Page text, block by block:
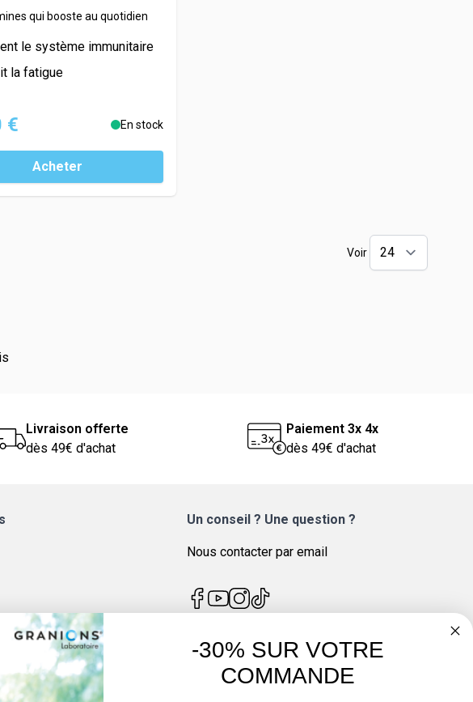
qui booste au quotidien
le système immunitaire
la fatigue
€ En stock
Acheter
Voir
Livraison offerte
dès 49€ d'achat
Paiement 3x 4x
dès 49€ d'achat
Un conseil ? Une question ?
Nous contacter par email
4.7/ 5
-30% SUR VOTRE
COMMANDE